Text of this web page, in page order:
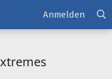
Anmelden